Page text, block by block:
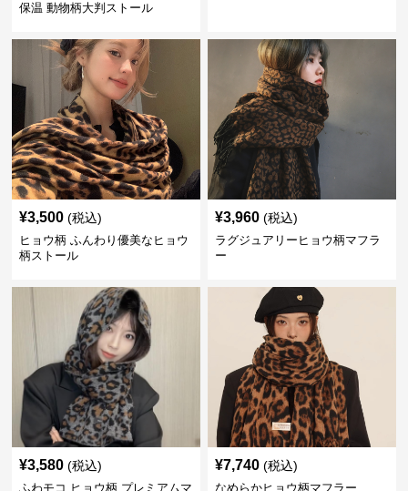
保温 動物柄大判ストール
¥3,500 (税込)
ヒョウ柄 ふんわり優美なヒョウ
柄ストール
¥3,960 (税込)
ラグジュアリーヒョウ柄マフラ
ー
¥3,580 (税込)
ふわモコ ヒョウ柄 プレミアムマ
¥7,740 (税込)
なめらかヒョウ柄マフラー